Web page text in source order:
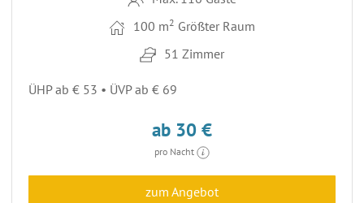
100 m2 Größter Raum
51 Zimmer
ÜHP ab € 53 • ÜVP ab € 69
ab 30 €
pro Nacht
zum Angebot